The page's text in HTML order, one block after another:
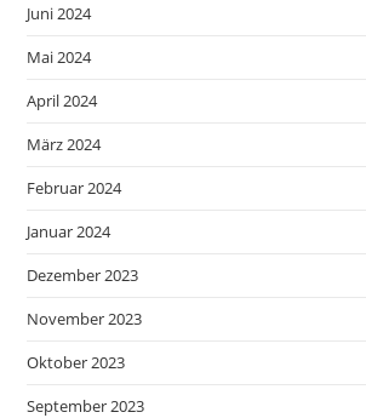
Juni 2024
Mai 2024
April 2024
März 2024
Februar 2024
Januar 2024
Dezember 2023
November 2023
Oktober 2023
September 2023